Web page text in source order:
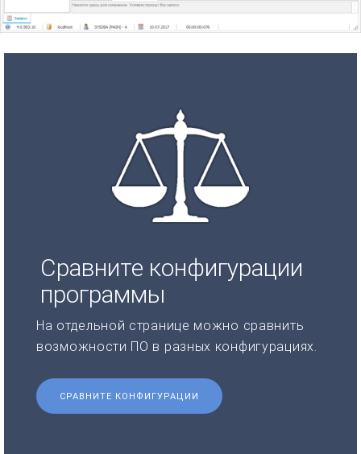
Сравните конфигурации
программы
На отдельной странице можно сравнить
возможности ПО в разных конфигурациях.
СРАВНИТЕ КОНФИГУРАЦИИ